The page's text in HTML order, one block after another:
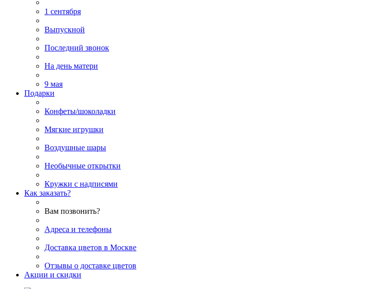
1 сентября
Выпускной
Последний звонок
На день матери
9 мая
Подарки
Конфеты/шоколадки
Мягкие игрушки
Воздушные шары
Необычные открытки
Кружки с надписями
Как заказать?
Вам позвонить?
Адреса и телефоны
Доставка цветов в Москве
Отзывы о доставке цветов
Акции и скидки